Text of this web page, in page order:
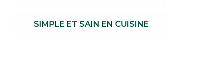
SIMPLE ET SAIN EN CUISINE